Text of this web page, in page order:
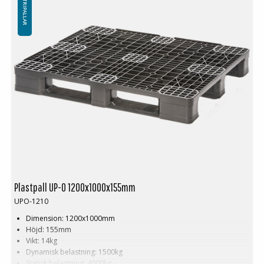
Minsta beställning: 3 ppl, 48st
Ladda ner alternativen för denna plastpall
Plastpall IP-CS-3-12010-OR
Plastpall UP-O 1200x1000x155mm
UPO-1210
Dimension: 1200x1000mm
Höjd: 155mm
Vikt: 14kg
Dynamisk belastning: 1500kg